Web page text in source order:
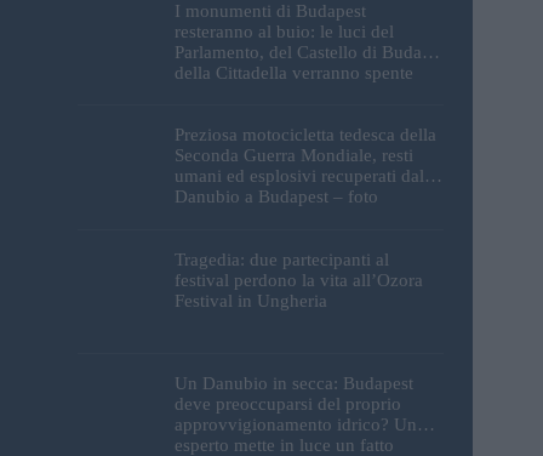
I monumenti di Budapest
resteranno al buio: le luci del
Parlamento, del Castello di Buda e
della Cittadella verranno spente
Preziosa motocicletta tedesca della
Seconda Guerra Mondiale, resti
umani ed esplosivi recuperati dal
Danubio a Budapest – foto
Tragedia: due partecipanti al
festival perdono la vita all’Ozora
Festival in Ungheria
Un Danubio in secca: Budapest
deve preoccuparsi del proprio
approvvigionamento idrico? Un
esperto mette in luce un fatto